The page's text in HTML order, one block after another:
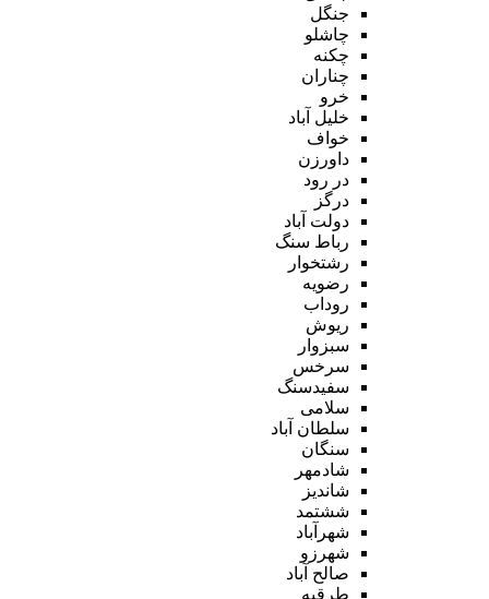
جنگل
چاشلو
چکنه
چناران
خرو
خلیل آباد
خواف
داورزن
در رود
درگز
دولت آباد
رباط سنگ
رشتخوار
رضویه
روداب
ریوش
سبزوار
سرخس
سفیدسنگ
سلامی
سلطان آباد
سنگان
شادمهر
شاندیز
ششتمد
شهرآباد
شهرزو
صالح آباد
طرقبه